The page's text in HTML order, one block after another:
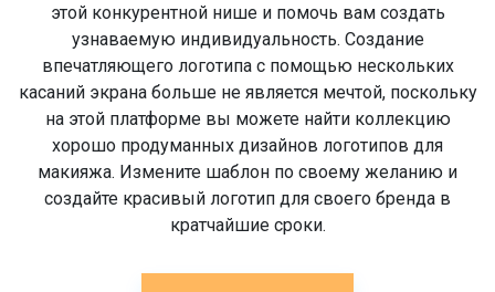
этой конкурентной нише и помочь вам создать
узнаваемую индивидуальность. Создание
впечатляющего логотипа с помощью нескольких
касаний экрана больше не является мечтой, поскольку
на этой платформе вы можете найти коллекцию
хорошо продуманных дизайнов логотипов для
макияжа. Измените шаблон по своему желанию и
создайте красивый логотип для своего бренда в
кратчайшие сроки.